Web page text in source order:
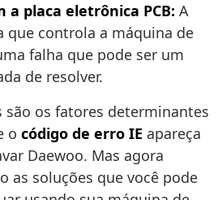
a placa eletrônica PCB: A
que controla a máquina de
falha que pode ser um
de resolver.
são os fatores determinantes
o código de erro IE apareça
Daewoo. Mas agora
as soluções que você pode